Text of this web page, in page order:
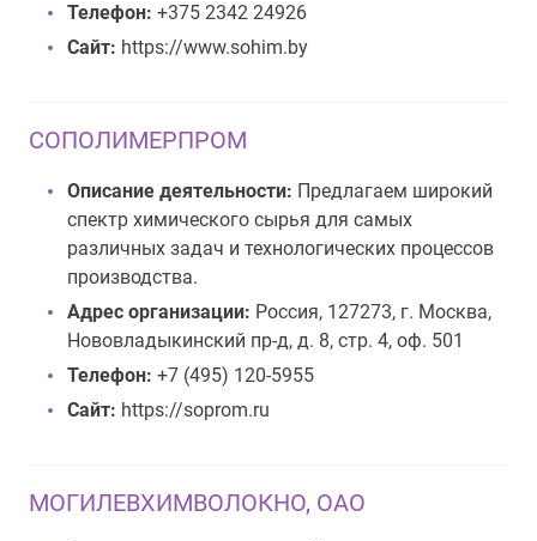
Телефон: +375 2342 24926
Сайт: https://www.sohim.by
СОПОЛИМЕРПРОМ
Описание деятельности: Предлагаем широкий
спектр химического сырья для самых
различных задач и технологических процессов
производства.
Адрес организации: Россия, 127273, г. Москва,
Нововладыкинский пр-д, д. 8, стр. 4, оф. 501
Телефон: +7 (495) 120-5955
Сайт: https://soprom.ru
МОГИЛЕВХИМВОЛОКНО, ОАО